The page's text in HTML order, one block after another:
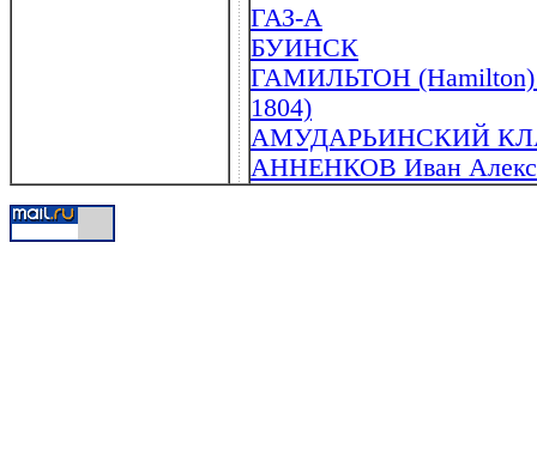
ГАЗ-А
БУИНСК
ГАМИЛЬТОН (Hamilton)
1804)
АМУДАРЬИНСКИЙ
АННЕНКОВ Иван